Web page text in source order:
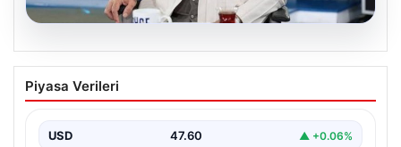
05.08.2026
Fenerbahçe’de Cihan Kamer’den
Transfer Haberi: Forvet İçin Kritik Tarih
Fenerbahçe'nin futbol şubelerinden sorumlu
Piyasa Verileri
USD 47.60 ▲ +0.06%